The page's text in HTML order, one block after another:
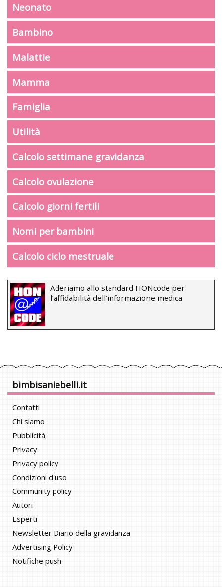
Neonato
Bambino
Malattie
Mamma
Famiglia
Utilità
Calcolo settimane gravidanza
Calcolo ovulazione
Calcolo giorni fertili
Nomi per bambini
Calcolo ciclo mestruale
Aderiamo allo standard HONcode per
l’affidabilità dell’informazione medica
bimbisaniebelli.it
Contatti
Chi siamo
Pubblicità
Privacy
Privacy policy
Condizioni d'uso
Community policy
Autori
Esperti
Newsletter Diario della gravidanza
Advertising Policy
Notifiche push